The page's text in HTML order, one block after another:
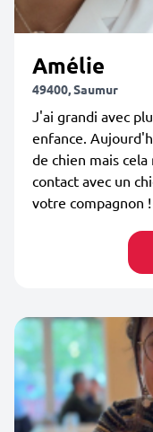
Amélie
49400, Saumur
J'ai grandi avec
enfance.
de chien mais
contact avec un
votre compagnon